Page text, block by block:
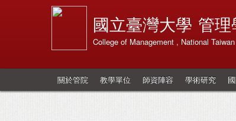
國立臺灣大學 管理
College of Management , National
關於管院 教學單位 師資陣容 學術研究